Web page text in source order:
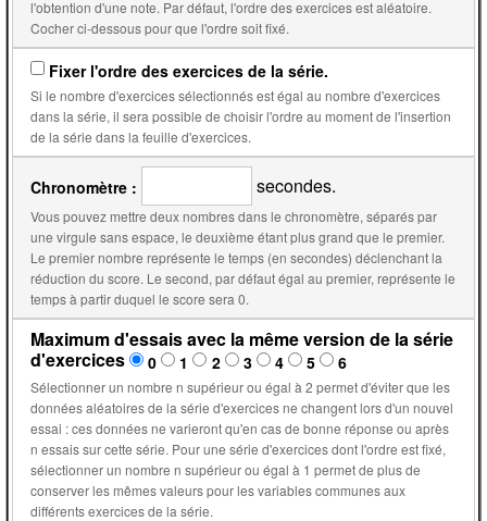
l'obtention d'une note. Par défaut, l'ordre des exercices est aléatoire.
Cocher ci-dessous pour que l'ordre soit fixé.
Fixer l'ordre des exercices de la série.
Si le nombre d'exercices sélectionnés est égal au nombre d'exercices
dans la série, il sera possible de choisir l'ordre au moment de l'insertion
de la série dans la feuille d'exercices.
Chronomètre : secondes.
Vous pouvez mettre deux nombres dans le chronomètre, séparés par
une virgule sans espace, le deuxième étant plus grand que le premier.
Le premier nombre représente le temps (en secondes) déclenchant la
réduction du score. Le second, par défaut égal au premier, représente le
temps à partir duquel le score sera 0.
Maximum d'essais avec la même version de la série
d'exercices
0 1 2 3 4 5 6
Sélectionner un nombre n supérieur ou égal à 2 permet d'éviter que les
données aléatoires de la série d'exercices ne changent lors d'un nouvel
essai : ces données ne varieront qu'en cas de bonne réponse ou après
n essais sur cette série. Pour une série d'exercices dont l'ordre est fixé,
sélectionner un nombre n supérieur ou égal à 1 permet de plus de
conserver les mêmes valeurs pour les variables communes aux
différents exercices de la série.